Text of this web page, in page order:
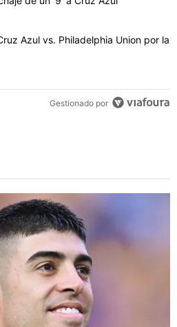
el título "Alineaciones de Cruz Azul
Azul vs. Philadelphia Union por la
Gestionado por